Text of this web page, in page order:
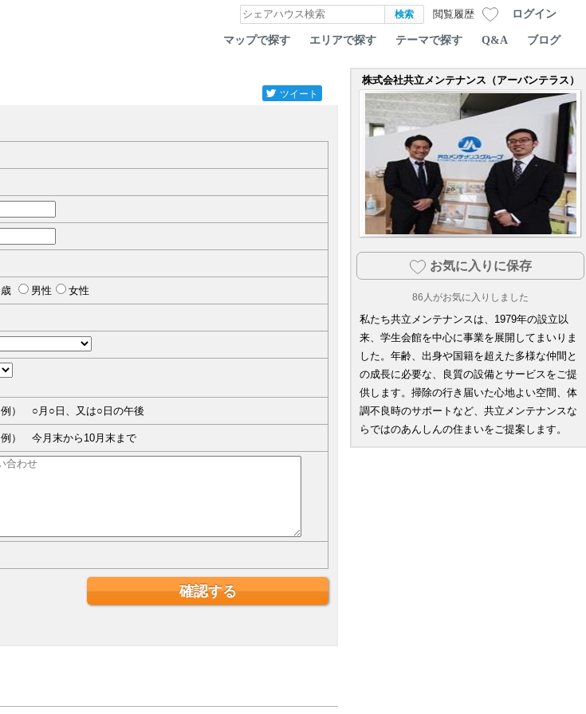
閲覧履歴 ログイン
マップで探す エリアで探す テーマで探す Q&A ブログ
ツイート
歳 男性 女性
例） ○月○日、又は○日の午後
例） 今月末から10月末まで
株式会社共立メンテナンス（アーバンテラス）
お気に入りに保存
86 人がお気に入りしました
私たち共立メンテナンスは、1979年の設立以
来、学生会館を中心に事業を展開してまいりま
した。年齢、出身や国籍を超えた多様な仲間と
の成長に必要な、良質の設備とサービスをご提
供します。掃除の行き届いた心地よい空間、体
調不良時のサポートなど、共立メンテナンスな
らではのあんしんの住まいをご提案します。